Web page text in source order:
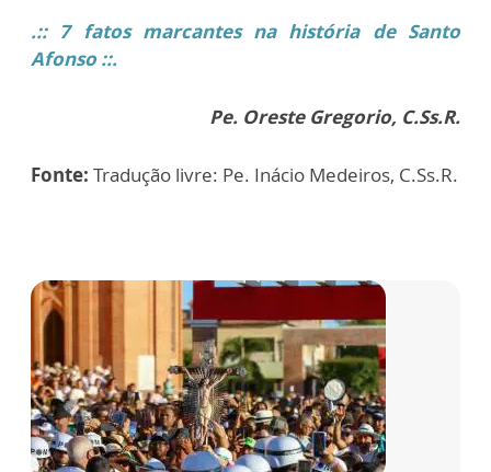
.:: 7 fatos marcantes na história de Santo
Afonso ::.
Pe. Oreste Gregorio, C.Ss.R.
Fonte: Tradução livre: Pe. Inácio Medeiros, C.Ss.R.